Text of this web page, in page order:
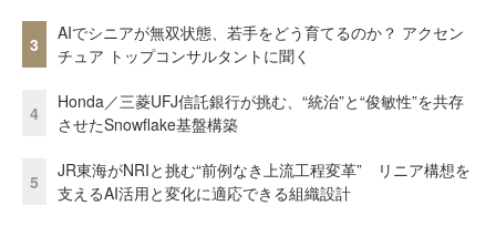
3
AIでシニアが無双状態、若手をどう育てるのか？ アクセン
チュア トップコンサルタントに聞く
4
Honda／三菱UFJ信託銀行が挑む、“統治”と“俊敏性”を共存
させたSnowflake基盤構築
5
JR東海がNRIと挑む“前例なき上流工程変革” リニア構想を
支えるAI活用と変化に適応できる組織設計